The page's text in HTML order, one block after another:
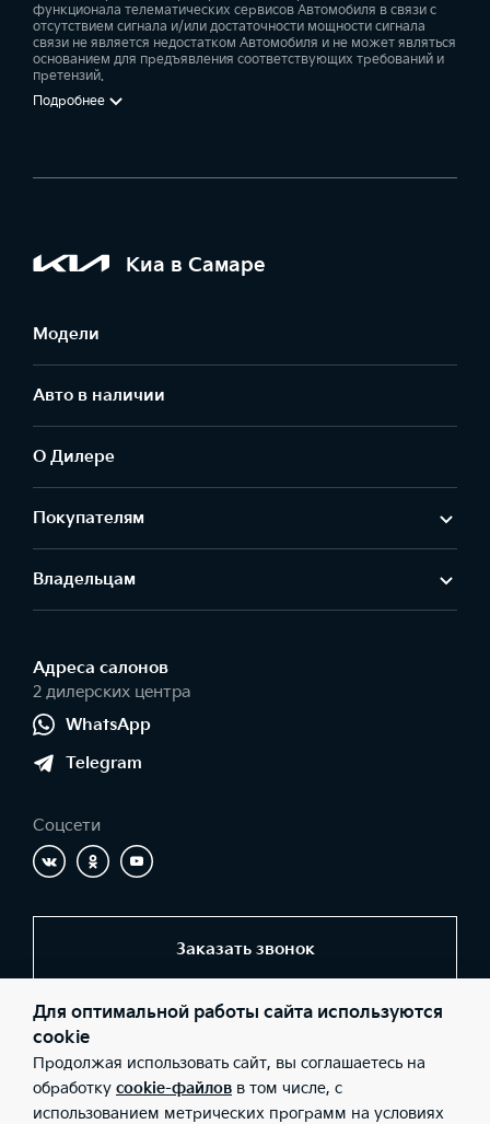
функционала телематических сервисов Автомобиля в связи с
отсутствием сигнала и/или достаточности мощности сигнала
связи не является недостатком Автомобиля и не может являться
основанием для предъявления соответствующих требований и
претензий.
Подробнее
Киа в Самаре
Модели
Авто в наличии
О Дилере
Покупателям
Владельцам
Адреса салонов
2 дилерских центра
WhatsApp
Telegram
Соцсети
Заказать звонок
© 2026 Юридические лица ООО «Центр Самара» (Фактический
77-00; ИНН: 6311098600; ОГРН: 1076311005649), ООО «Центр на
Московском» (Фактический адрес: г. Самара, Московское шоссе,
262а; Телефон: +7 (846) 977-77-00; ИНН: 6319214167; ОГРН:
1176313003173), ООО «Киа Россия и СНГ» (Фактический адрес:
Для оптимальной работы сайта используются
cookie
Продолжая использовать сайт, вы соглашаетесь на
обработку cookie-файлов в том числе, с
использованием метрических программ на условиях